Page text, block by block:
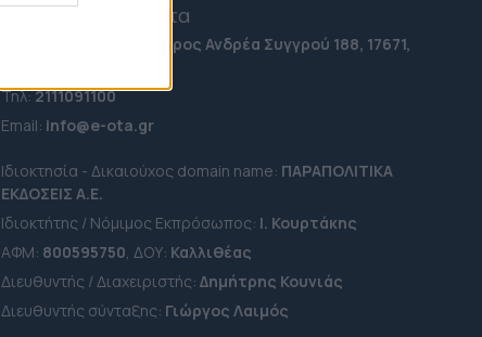
ΠΑΣΟΚ, Τσουκαλάς: "Ένα αόρατο χέρι
σκανδάλου των υποκλοπών" - Μένεα
Αρείου Πάγου
e-ota.gr | Ταυτότητα
Λεωφόρος Ανδρέα Συγγρού 188, 17671,
Τηλ:2111091100
Εmail: info@e-ota.gr
Ιδιοκτησία - Δικαιούχος domain name: ΠΑΡΑΠΟΛΙΤΙΚΑ
ΕΚΔΟΣΕΙΣ A.E.
Ιδιοκτήτης / Νόμιμος Εκπρόσωπος: Ι. Κουρτάκης
ΑΦΜ: 800595750 , ΔΟΥ: Καλλιθέας
Διευθυντής / Διαχειριστής:Δημήτρης Κουνιάς
Διευθυντής σύνταξης: Γιώργος Λαιμός